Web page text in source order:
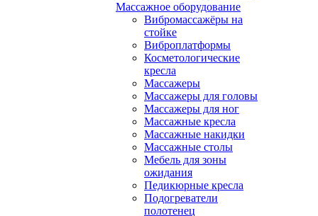
Массажное оборудование
Вибромассажёры на
стойке
Виброплатформы
Косметологические
кресла
Массажеры
Массажеры для головы
Массажеры для ног
Массажные кресла
Массажные накидки
Массажные столы
Мебель для зоны
ожидания
Педикюрные кресла
Подогреватели
полотенец